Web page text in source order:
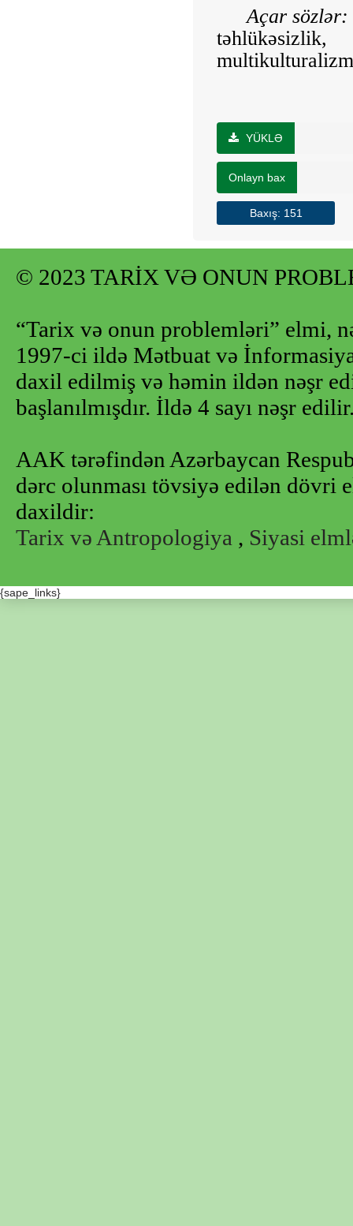
Açar sözlər:
YÜKLƏ
Onlayn bax
Baxış: 151
© 2023 TARİX VƏ ONUN
“Tarix və onun problemləri” elmi,
1997-ci ildə Mətbuat və
daxil edilmiş və həmin ildən nəşr
başlanılmışdır. İldə 4 sayı nəşr
AAK tərəfindən Azərbaycan
dərc olunması tövsiyə edilən dövri
daxildir:
Tarix və Antropologiya , Siyasi
{sape_links}